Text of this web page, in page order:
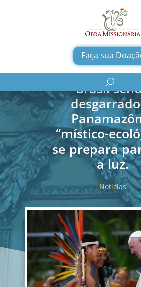
Faça sua
Brasil
“místico-
se prepara
a luz.
Notícias